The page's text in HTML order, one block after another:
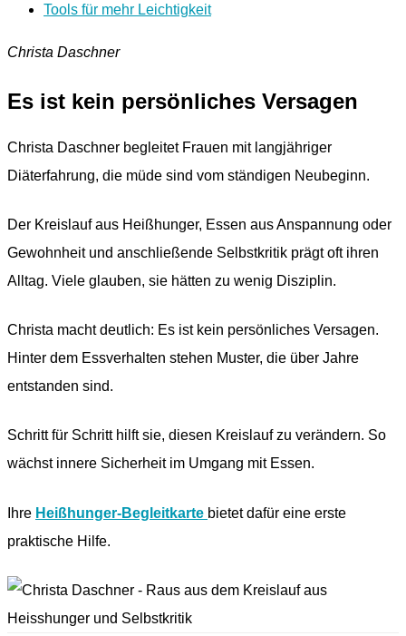
Tools für mehr Leichtigkeit
Christa Daschner
Es ist kein persönliches Versagen
Christa Daschner begleitet Frauen mit langjähriger
Diäterfahrung, die müde sind vom ständigen Neubeginn.
Der Kreislauf aus Heißhunger, Essen aus Anspannung oder
Gewohnheit und anschließende Selbstkritik prägt oft ihren
Alltag. Viele glauben, sie hätten zu wenig Disziplin.
Christa macht deutlich: Es ist kein persönliches Versagen.
Hinter dem Essverhalten stehen Muster, die über Jahre
entstanden sind.
Schritt für Schritt hilft sie, diesen Kreislauf zu verändern. So
wächst innere Sicherheit im Umgang mit Essen.
Ihre Heißhunger-Begleitkarte bietet dafür eine erste
praktische Hilfe.